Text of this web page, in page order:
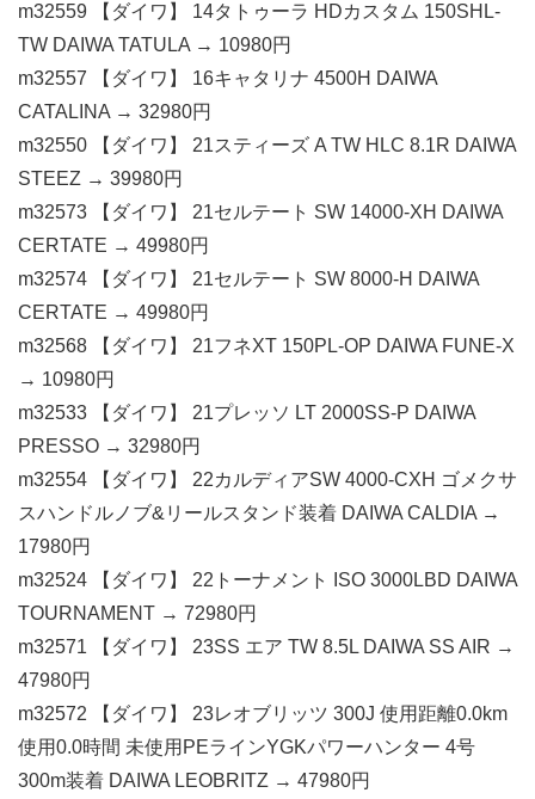
m32559 【ダイワ】 14タトゥーラ HDカスタム 150SHL-
TW DAIWA TATULA → 10980円
m32557 【ダイワ】 16キャタリナ 4500H DAIWA
CATALINA → 32980円
m32550 【ダイワ】 21スティーズ A TW HLC 8.1R DAIWA
STEEZ → 39980円
m32573 【ダイワ】 21セルテート SW 14000-XH DAIWA
CERTATE → 49980円
m32574 【ダイワ】 21セルテート SW 8000-H DAIWA
CERTATE → 49980円
m32568 【ダイワ】 21フネXT 150PL-OP DAIWA FUNE-X
→ 10980円
m32533 【ダイワ】 21プレッソ LT 2000SS-P DAIWA
PRESSO → 32980円
m32554 【ダイワ】 22カルディアSW 4000-CXH ゴメクサ
スハンドルノブ&リールスタンド装着 DAIWA CALDIA →
17980円
m32524 【ダイワ】 22トーナメント ISO 3000LBD DAIWA
TOURNAMENT → 72980円
m32571 【ダイワ】 23SS エア TW 8.5L DAIWA SS AIR →
47980円
m32572 【ダイワ】 23レオブリッツ 300J 使用距離0.0km
使用0.0時間 未使用PEラインYGKパワーハンター 4号
300m装着 DAIWA LEOBRITZ → 47980円